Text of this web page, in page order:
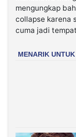
mengungkap
collapse karena
cuma jadi